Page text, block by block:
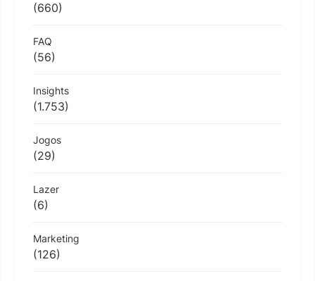
(660)
FAQ
(56)
Insights
(1.753)
Jogos
(29)
Lazer
(6)
Marketing
(126)